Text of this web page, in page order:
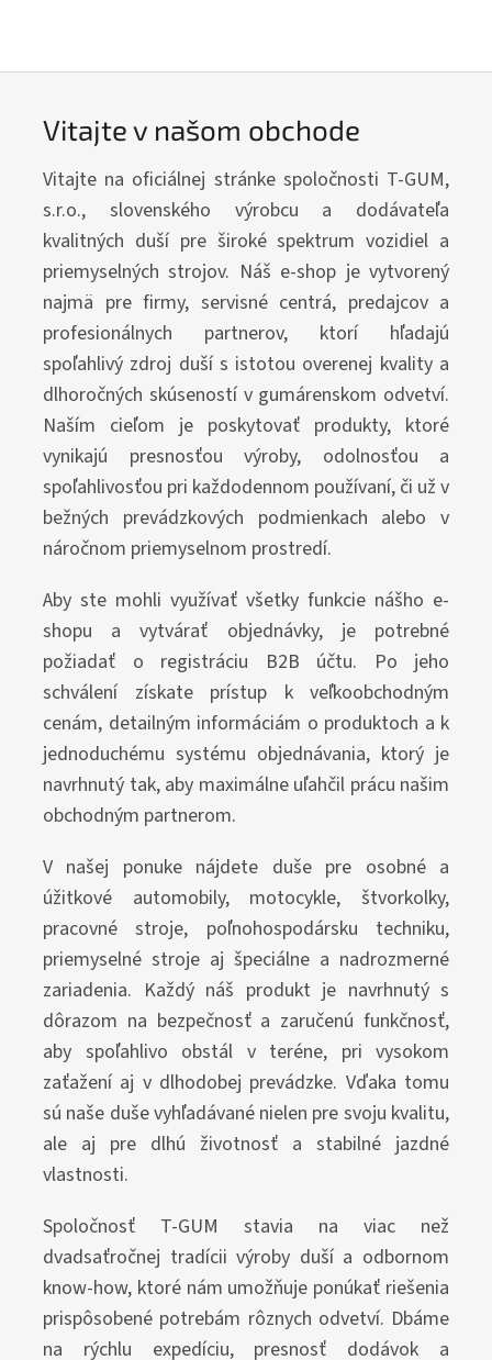
e
Vitajte v našom obchode
Vitajte na oficiálnej stránke spoločnosti T-GUM,
s.r.o., slovenského výrobcu a dodávateľa
kvalitných duší pre široké spektrum vozidiel a
priemyselných strojov. Náš e-shop je vytvorený
najmä pre firmy, servisné centrá, predajcov a
profesionálnych partnerov, ktorí hľadajú
spoľahlivý zdroj duší s istotou overenej kvality a
dlhoročných skúseností v gumárenskom odvetví.
Naším cieľom je poskytovať produkty, ktoré
vynikajú presnosťou výroby, odolnosťou a
spoľahlivosťou pri každodennom používaní, či už v
bežných prevádzkových podmienkach alebo v
náročnom priemyselnom prostredí.
Aby ste mohli využívať všetky funkcie nášho e-
shopu a vytvárať objednávky, je potrebné
požiadať o registráciu B2B účtu. Po jeho
schválení získate prístup k veľkoobchodným
cenám, detailným informáciám o produktoch a k
jednoduchému systému objednávania, ktorý je
navrhnutý tak, aby maximálne uľahčil prácu našim
obchodným partnerom.
V našej ponuke nájdete duše pre osobné a
úžitkové automobily, motocykle, štvorkolky,
pracovné stroje, poľnohospodársku techniku,
priemyselné stroje aj špeciálne a nadrozmerné
zariadenia. Každý náš produkt je navrhnutý s
dôrazom na bezpečnosť a zaručenú funkčnosť,
aby spoľahlivo obstál v teréne, pri vysokom
zaťažení aj v dlhodobej prevádzke. Vďaka tomu
sú naše duše vyhľadávané nielen pre svoju kvalitu,
ale aj pre dlhú životnosť a stabilné jazdné
vlastnosti.
Spoločnosť T-GUM stavia na viac než
dvadsaťročnej tradícii výroby duší a odbornom
know-how, ktoré nám umožňuje ponúkať riešenia
prispôsobené potrebám rôznych odvetví. Dbáme
na rýchlu expedíciu, presnosť dodávok a